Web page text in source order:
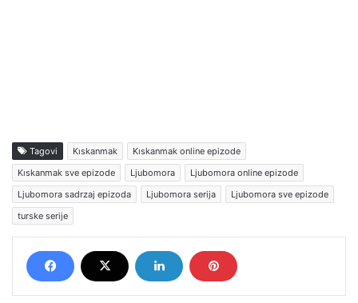
Tagovi Kıskanmak
Kıskanmak online epizode
Kıskanmak sve epizode
Ljubomora
Ljubomora online epizode
Ljubomora sadrzaj epizoda
Ljubomora serija
Ljubomora sve epizode
turske serije